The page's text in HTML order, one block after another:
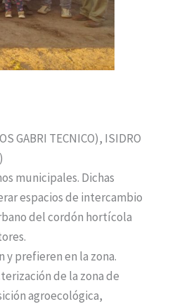
GABRI TECNICO), ISIDRO
municipales. Dichas
espacios de intercambio
del cordón hortícola
prefieren en la zona.
de la zona de
agroecológica,